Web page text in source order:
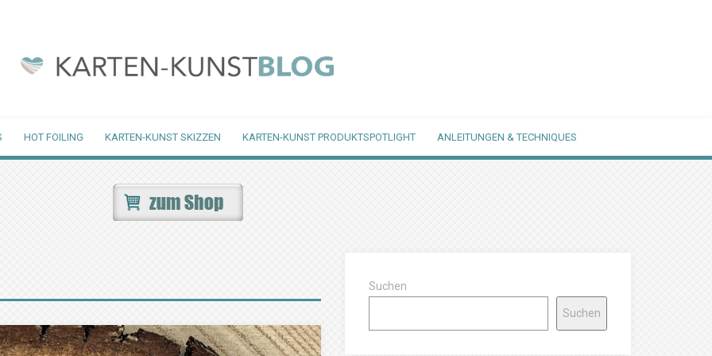
HOT FOILING KARTEN-KUNST SKIZZEN KARTEN-KUNST PRODUKTSPOTLIGHT ANLEITUNGEN & TECHNIQUES
Suchen
Suchen